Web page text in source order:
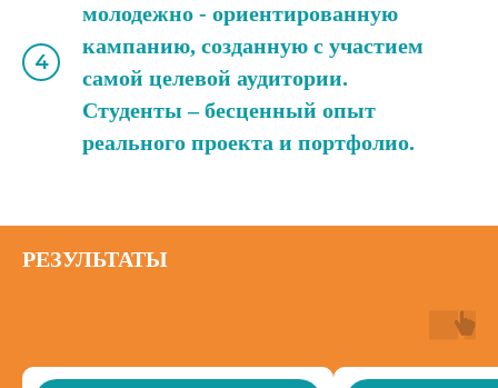
молодежно - ориентированную
кампанию, созданную с участием
самой целевой аудитории.
Студенты – бесценный опыт
реального проекта и портфолио.
РЕЗУЛЬТАТЫ